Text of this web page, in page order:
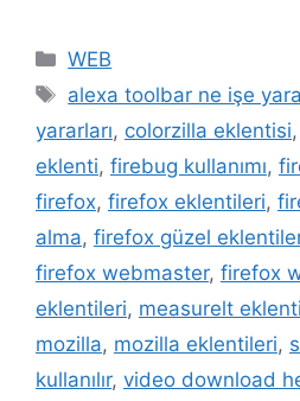
Kategoriler
WEB
Etiketler
alexa toolbar ne işe
yararları, colorzilla eklentisi,
eklenti, firebug kullanımı,
firefox, firefox eklentileri,
alma, firefox güzel
firefox webmaster, firefox
eklentileri, measurelt
mozilla, mozilla eklentileri,
kullanılır, video download